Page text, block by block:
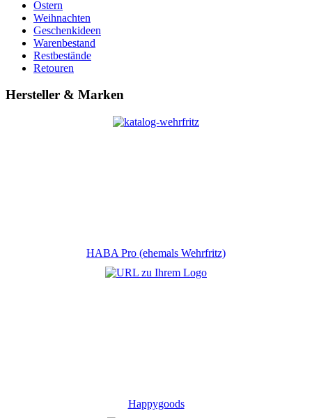
Ostern
Weihnachten
Geschenkideen
Warenbestand
Restbestände
Retouren
Hersteller & Marken
HABA Pro (ehemals Wehrfritz)
Happygoods